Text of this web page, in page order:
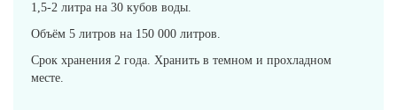
1,5-2 литра на 30 кубов воды.
Объём 5 литров на 150 000 литров.
Срок хранения 2 года. Хранить в темном и прохладном
месте.